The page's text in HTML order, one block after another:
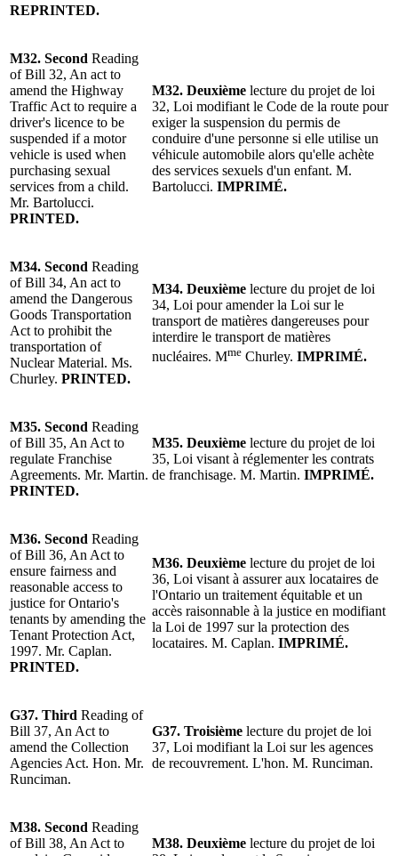
REPRINTED.
M32. Second Reading
of Bill 32, An act to
amend the Highway
Traffic Act to require a
driver's licence to be
suspended if a motor
vehicle is used when
purchasing sexual
services from a child.
Mr. Bartolucci.
PRINTED.
M32. Deuxième lecture du projet de loi
32, Loi modifiant le Code de la route pour
exiger la suspension du permis de
conduire d'une personne si elle utilise un
véhicule automobile alors qu'elle achète
des services sexuels d'un enfant. M.
Bartolucci. IMPRIMÉ.
M34. Second Reading
of Bill 34, An act to
amend the Dangerous
Goods Transportation
Act to prohibit the
transportation of
Nuclear Material. Ms.
Churley. PRINTED.
M34. Deuxième lecture du projet de loi
34, Loi pour amender la Loi sur le
transport de matières dangereuses pour
interdire le transport de matières
nucléaires. Mme Churley. IMPRIMÉ.
M35. Second Reading
of Bill 35, An Act to
regulate Franchise
Agreements. Mr. Martin.
PRINTED.
M35. Deuxième lecture du projet de loi
35, Loi visant à réglementer les contrats
de franchisage. M. Martin. IMPRIMÉ.
M36. Second Reading
of Bill 36, An Act to
ensure fairness and
reasonable access to
justice for Ontario's
tenants by amending the
Tenant Protection Act,
1997. Mr. Caplan.
PRINTED.
M36. Deuxième lecture du projet de loi
36, Loi visant à assurer aux locataires de
l'Ontario un traitement équitable et un
accès raisonnable à la justice en modifiant
la Loi de 1997 sur la protection des
locataires. M. Caplan. IMPRIMÉ.
G37. Third Reading of
Bill 37, An Act to
amend the Collection
Agencies Act. Hon. Mr.
Runciman.
G37. Troisième lecture du projet de loi
37, Loi modifiant la Loi sur les agences
de recouvrement. L'hon. M. Runciman.
M38. Second Reading
of Bill 38, An Act to
M38. Deuxième lecture du projet de loi